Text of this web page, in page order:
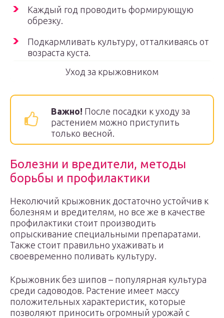
Каждый год проводить формирующую
обрезку.
Подкармливать культуру, отталкиваясь от
возраста куста.
Уход за крыжовником
Важно! После посадки к уходу за
растением можно приступить
только весной.
Болезни и вредители, методы
борьбы и профилактики
Неколючий крыжовник достаточно устойчив к
болезням и вредителям, но все же в качестве
профилактики стоит производить
опрыскивание специальными препаратами.
Также стоит правильно ухаживать и
своевременно поливать культуру.
Крыжовник без шипов – популярная культура
среди садоводов. Растение имеет массу
положительных характеристик, которые
позволяют приносить огромный урожай с